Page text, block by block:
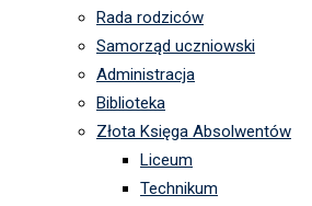
Rada rodziców
Samorząd uczniowski
Administracja
Biblioteka
Złota Księga Absolwentów
Liceum
Technikum